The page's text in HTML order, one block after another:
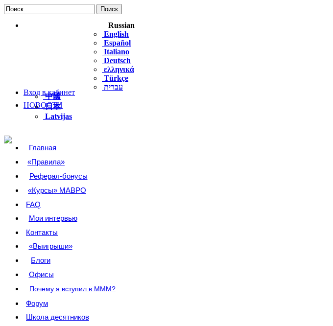
Вход в кабинет
НОВОСТИ
Russian
English
Español
Italiano
Deutsch
ελληνικά
Türkçe
עברית
中國
日本
Latvijas
Главная
«Правила»
Реферал-бонусы
«Курсы» МАВРО
FAQ
Мои интервью
Контакты
«Выигрыши»
Блоги
Офисы
Почему я вступил в МММ?
Форум
Школа десятников